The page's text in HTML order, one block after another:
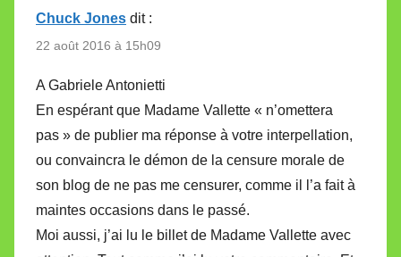
Chuck Jones dit :
22 août 2016 à 15h09
A Gabriele Antonietti
En espérant que Madame Vallette « n’omettera
pas » de publier ma réponse à votre interpellation,
ou convaincra le démon de la censure morale de
son blog de ne pas me censurer, comme il l’a fait à
maintes occasions dans le passé.
Moi aussi, j’ai lu le billet de Madame Vallette avec